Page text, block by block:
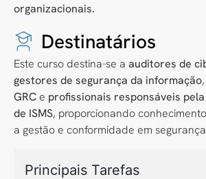
organizacionais.
Destinatários
Este curso destina-se a auditores de
gestores de segurança da informação,
GRC e profissionais responsáveis
de ISMS, proporcionando
a gestão e conformidade em
Principais Tarefas